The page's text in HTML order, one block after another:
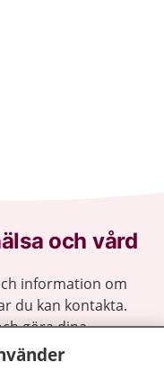
och vård
information om
du kan kontakta.
göra dina
1177 för